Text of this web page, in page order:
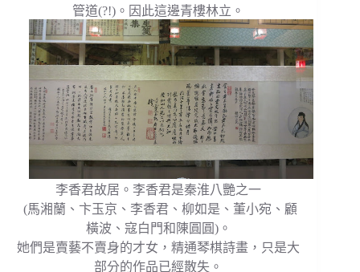
管道(?!)。因此這邊青樓林立。
李香君故居。李香君是秦淮八艷之一
(馬湘蘭、卞玉京、李香君、柳如是、董小宛、顧
橫波、寇白門和陳圓圓)。
她們是賣藝不賣身的才女，精通琴棋詩畫，只是大
部分的作品已經散失。